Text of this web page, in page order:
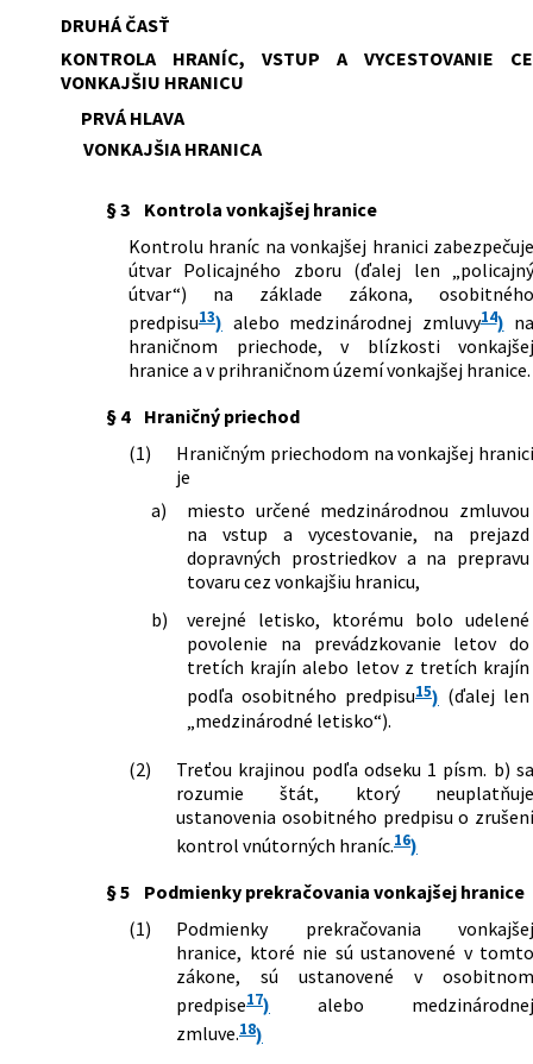
DRUHÁ ČASŤ
KONTROLA HRANÍC, VSTUP A VYCESTOVANIE
VONKAJŠIU HRANICU
PRVÁ HLAVA
VONKAJŠIA HRANICA
§ 3
Kontrola vonkajšej hranice
Kontrolu hraníc na vonkajšej hranici zabezpečuje
útvar Policajného zboru (ďalej len „policajný
útvar“) na základe zákona, osobitného
predpisu13) alebo medzinárodnej zmluvy14) na
hraničnom priechode, v blízkosti vonkajšej
hranice a v prihraničnom území vonkajšej hranice.
§ 4
Hraničný priechod
(1)
Hraničným priechodom na vonkajšej hranici
je
a)
miesto určené medzinárodnou zmluvou
na vstup a vycestovanie, na prejazd
dopravných prostriedkov a na prepravu
tovaru cez vonkajšiu hranicu,
b)
verejné letisko, ktorému bolo udelené
povolenie na prevádzkovanie letov do
tretích krajín alebo letov z tretích krajín
podľa osobitného predpisu15) (ďalej len
„medzinárodné letisko“).
(2)
Treťou krajinou podľa odseku 1 písm. b) sa
rozumie štát, ktorý neuplatňuje
ustanovenia osobitného predpisu o zrušení
kontrol vnútorných hraníc.16)
§ 5
Podmienky prekračovania vonkajšej hranice
(1)
Podmienky prekračovania vonkajšej
hranice, ktoré nie sú ustanovené v tomto
zákone, sú ustanovené v osobitnom
predpise17) alebo medzinárodnej
zmluve.18)